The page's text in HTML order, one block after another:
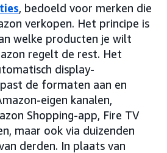
, bedoeld voor merken die
verkopen. Het principe is
welke producten je wilt
regelt de rest. Het
display-
de formaten aan en
eigen kanalen,
Shopping-app, Fire TV
maar ook via duizenden
derden. In plaats van